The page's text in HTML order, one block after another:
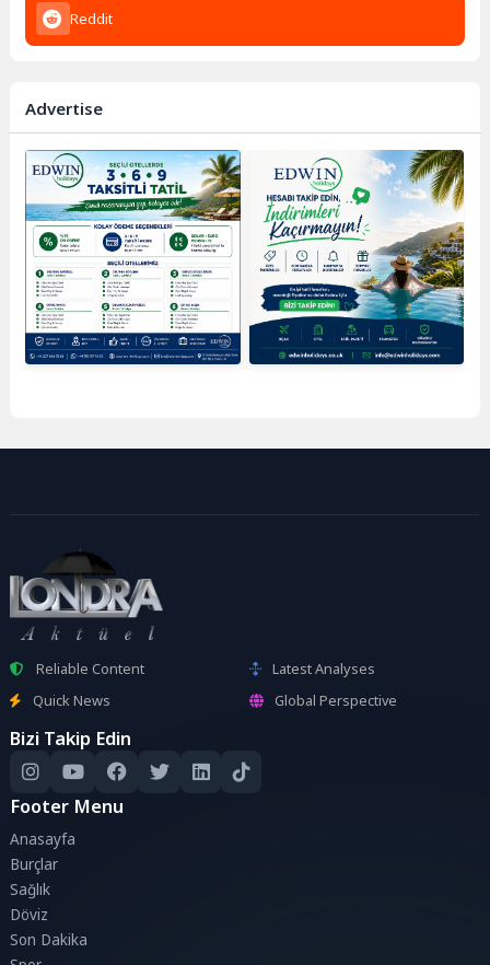
Reddit
Advertise
Reliable Content
Latest Analyses
Quick News
Global Perspective
Bizi Takip Edin
Footer Menu
Anasayfa
Burçlar
Sağlık
Döviz
Son Dakika